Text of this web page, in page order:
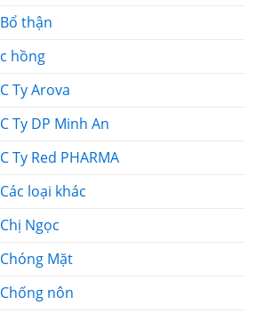
Bổ thận
c hồng
C Ty Arova
C Ty DP Minh An
C Ty Red PHARMA
Các loại khác
Chị Ngọc
Chóng Mặt
Chống nôn